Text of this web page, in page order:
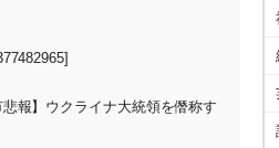
報】ウクライナ大統領を僭称す